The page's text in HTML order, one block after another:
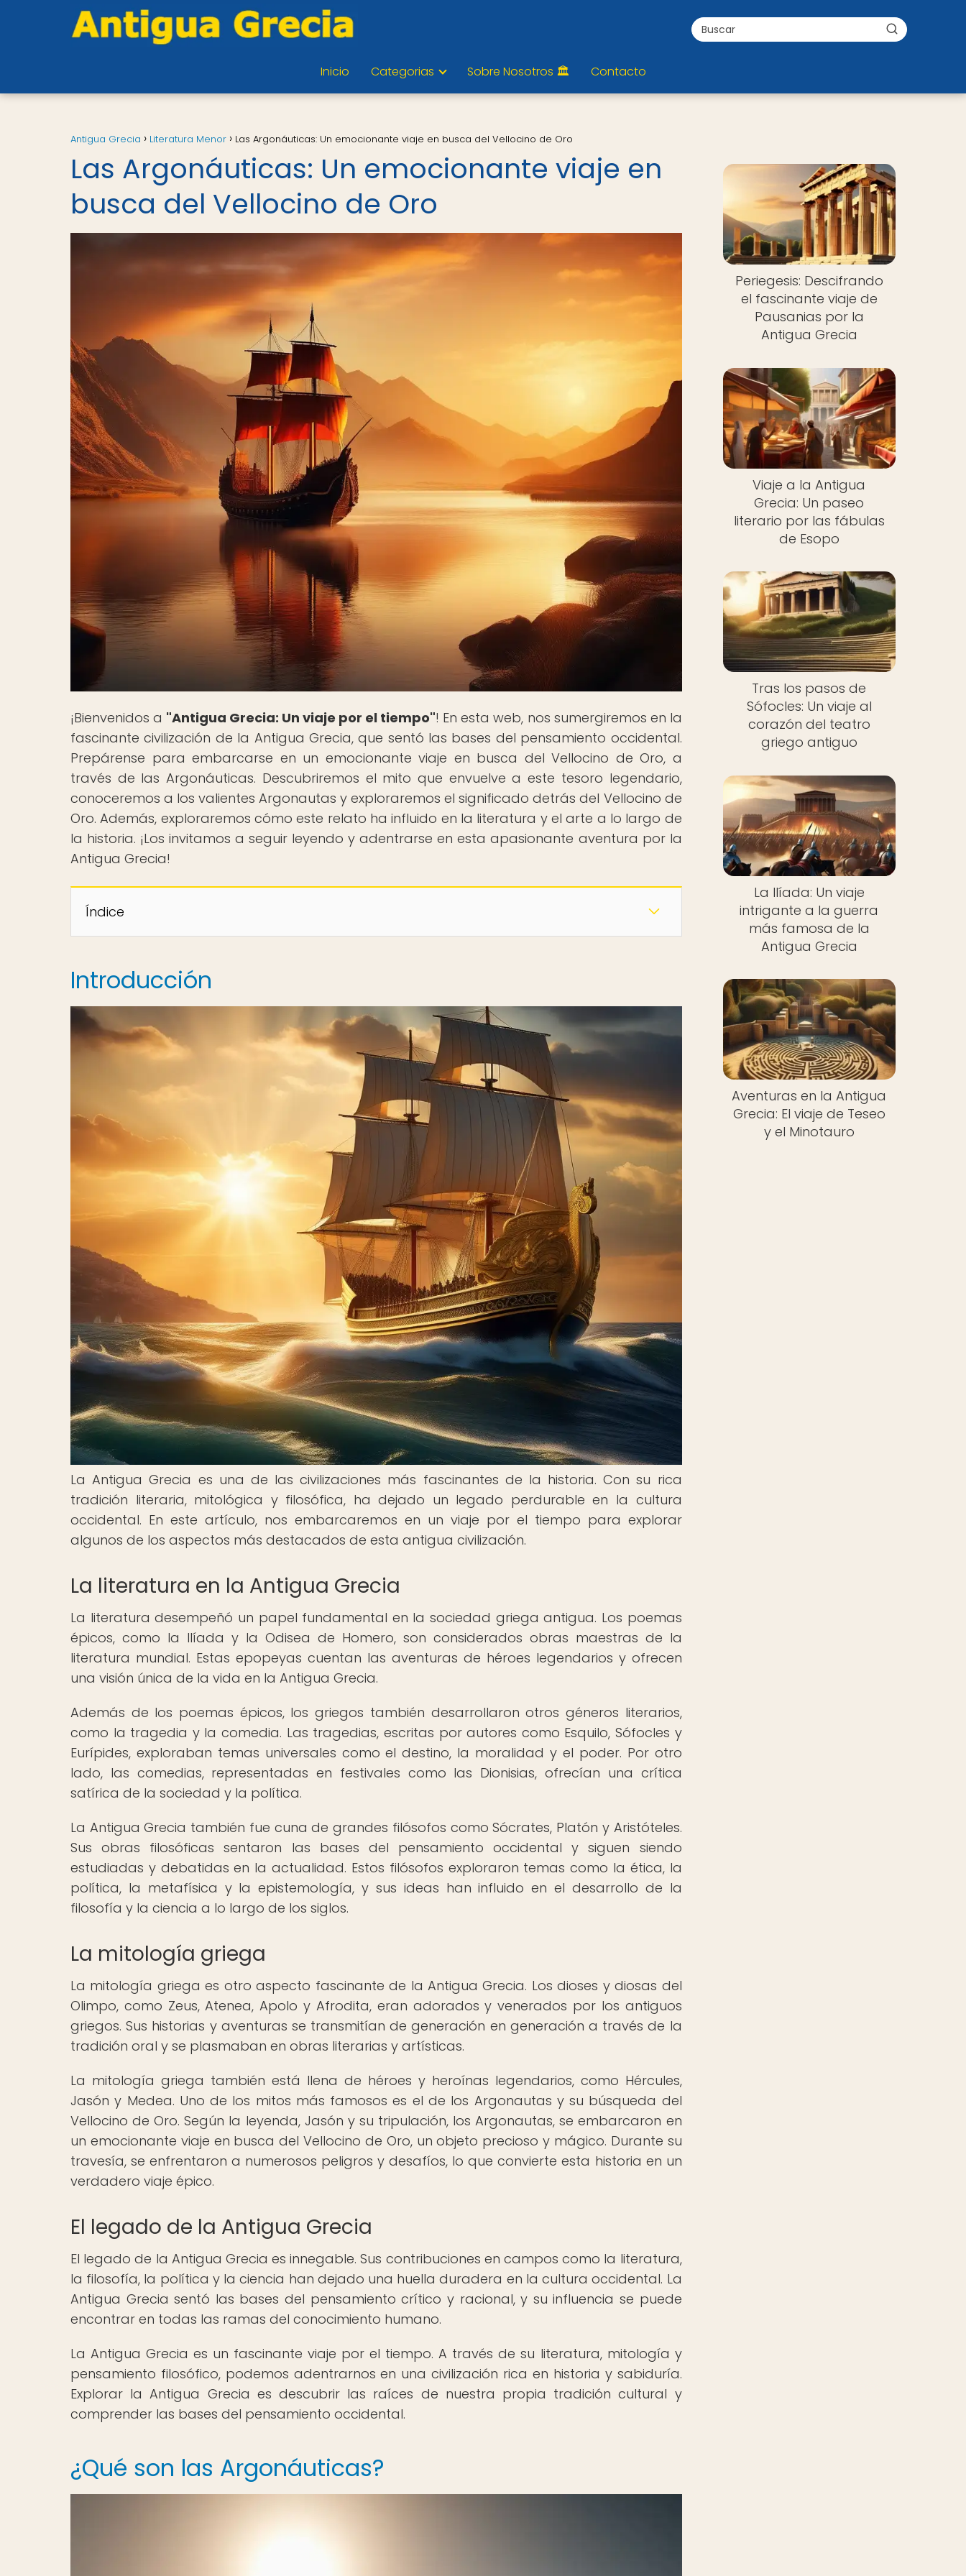
Inicio Categorias Sobre Nosotros 🏛️ Contacto
Antigua Grecia Literatura Menor Las Argonáuticas: Un emocionante viaje en busca del Vellocino de Oro
Las Argonáuticas: Un emocionante viaje en
busca del Vellocino de Oro
¡Bienvenidos a "Antigua Grecia: Un viaje por el tiempo"! En esta web, nos sumergiremos en la
fascinante civilización de la Antigua Grecia, que sentó las bases del pensamiento occidental.
Prepárense para embarcarse en un emocionante viaje en busca del Vellocino de Oro, a
través de las Argonáuticas. Descubriremos el mito que envuelve a este tesoro legendario,
conoceremos a los valientes Argonautas y exploraremos el significado detrás del Vellocino de
Oro. Además, exploraremos cómo este relato ha influido en la literatura y el arte a lo largo de
la historia. ¡Los invitamos a seguir leyendo y adentrarse en esta apasionante aventura por la
Antigua Grecia!
Índice
Introducción
La Antigua Grecia es una de las civilizaciones más fascinantes de la historia. Con su rica
tradición literaria, mitológica y filosófica, ha dejado un legado perdurable en la cultura
occidental. En este artículo, nos embarcaremos en un viaje por el tiempo para explorar
algunos de los aspectos más destacados de esta antigua civilización.
La literatura en la Antigua Grecia
La literatura desempeñó un papel fundamental en la sociedad griega antigua. Los poemas
épicos, como la Ilíada y la Odisea de Homero, son considerados obras maestras de la
literatura mundial. Estas epopeyas cuentan las aventuras de héroes legendarios y ofrecen
una visión única de la vida en la Antigua Grecia.
Además de los poemas épicos, los griegos también desarrollaron otros géneros literarios,
como la tragedia y la comedia. Las tragedias, escritas por autores como Esquilo, Sófocles y
Eurípides, exploraban temas universales como el destino, la moralidad y el poder. Por otro
lado, las comedias, representadas en festivales como las Dionisias, ofrecían una crítica
satírica de la sociedad y la política.
La Antigua Grecia también fue cuna de grandes filósofos como Sócrates, Platón y Aristóteles.
Sus obras filosóficas sentaron las bases del pensamiento occidental y siguen siendo
estudiadas y debatidas en la actualidad. Estos filósofos exploraron temas como la ética, la
política, la metafísica y la epistemología, y sus ideas han influido en el desarrollo de la
filosofía y la ciencia a lo largo de los siglos.
La mitología griega
La mitología griega es otro aspecto fascinante de la Antigua Grecia. Los dioses y diosas del
Olimpo, como Zeus, Atenea, Apolo y Afrodita, eran adorados y venerados por los antiguos
griegos. Sus historias y aventuras se transmitían de generación en generación a través de la
tradición oral y se plasmaban en obras literarias y artísticas.
La mitología griega también está llena de héroes y heroínas legendarios, como Hércules,
Jasón y Medea. Uno de los mitos más famosos es el de los Argonautas y su búsqueda del
Vellocino de Oro. Según la leyenda, Jasón y su tripulación, los Argonautas, se embarcaron en
un emocionante viaje en busca del Vellocino de Oro, un objeto precioso y mágico. Durante su
travesía, se enfrentaron a numerosos peligros y desafíos, lo que convierte esta historia en un
verdadero viaje épico.
El legado de la Antigua Grecia
El legado de la Antigua Grecia es innegable. Sus contribuciones en campos como la literatura,
la filosofía, la política y la ciencia han dejado una huella duradera en la cultura occidental. La
Antigua Grecia sentó las bases del pensamiento crítico y racional, y su influencia se puede
encontrar en todas las ramas del conocimiento humano.
La Antigua Grecia es un fascinante viaje por el tiempo. A través de su literatura, mitología y
pensamiento filosófico, podemos adentrarnos en una civilización rica en historia y sabiduría.
Explorar la Antigua Grecia es descubrir las raíces de nuestra propia tradición cultural y
comprender las bases del pensamiento occidental.
¿Qué son las Argonáuticas?
Periegesis: Descifrando
el fascinante viaje de
Pausanias por la
Antigua Grecia
Viaje a la Antigua
Grecia: Un paseo
literario por las fábulas
de Esopo
Tras los pasos de
Sófocles: Un viaje al
corazón del teatro
griego antiguo
La Ilíada: Un viaje
intrigante a la guerra
más famosa de la
Antigua Grecia
Aventuras en la Antigua
Grecia: El viaje de Teseo
y el Minotauro